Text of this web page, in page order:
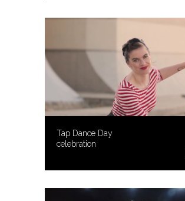
Tap Dance Day
celebration